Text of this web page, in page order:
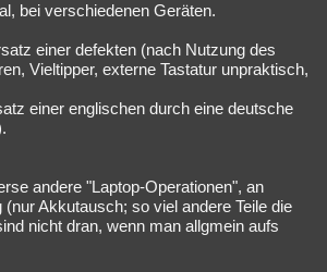
bei verschiedenen Geräten.
einer defekten (nach Nutzung des
Vieltipper, externe Tastatur unpraktisch,
einer englischen durch eine deutsche
andere "Laptop-Operationen", an
Akkutausch; so viel andere Teile die
nicht dran, wenn man allgmein aufs